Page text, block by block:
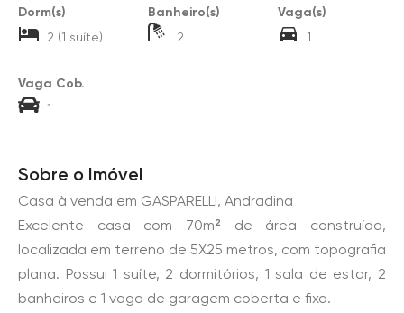
Dorm(s)
2 (1 suíte)
Banheiro(s)
2
Vaga(s)
1
Vaga Cob.
1
Sobre o Imóvel
Casa à venda em GASPARELLI, Andradina
Excelente casa com 70m² de área construída,
localizada em terreno de 5X25 metros, com topografia
plana. Possui 1 suíte, 2 dormitórios, 1 sala de estar, 2
banheiros e 1 vaga de garagem coberta e fixa.